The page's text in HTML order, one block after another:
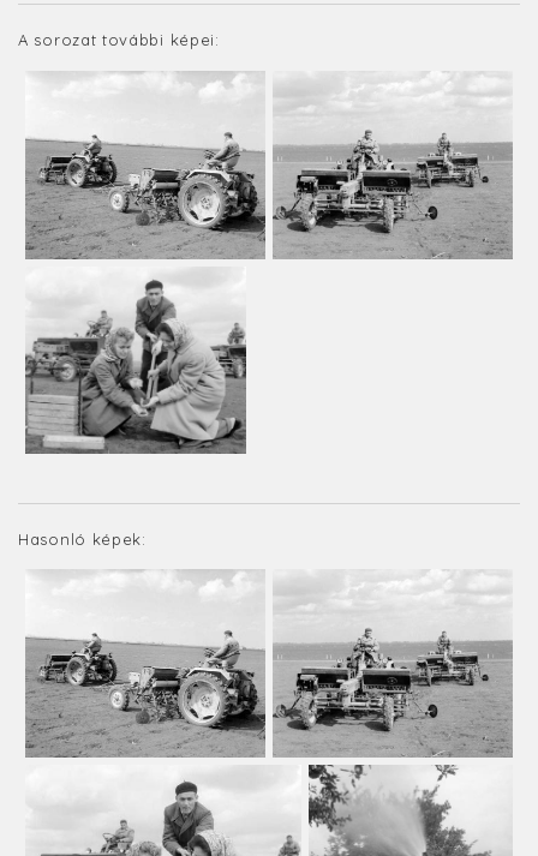
A sorozat további képei:
Hasonló képek: